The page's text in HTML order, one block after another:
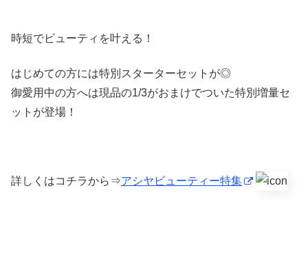
時短でビューティを叶える！
はじめての方には特別スターターセットが◎
御愛用中の方へは現品の1/3がおまけでついた特別増量セ
ットが登場！
詳しくはコチラから⇒アシヤビューティー特集